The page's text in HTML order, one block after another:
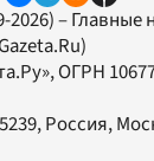
2026) – Главные
, ОГРН
Россия,